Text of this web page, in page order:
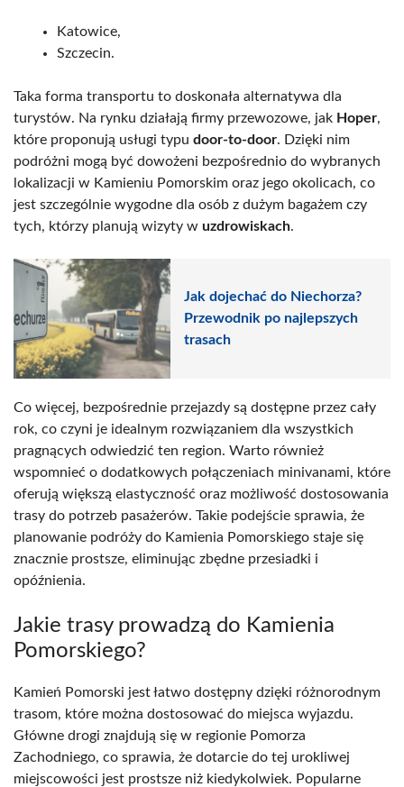
Katowice,
Szczecin.
Taka forma transportu to doskonała alternatywa dla
turystów. Na rynku działają firmy przewozowe, jak Hoper,
które proponują usługi typu door-to-door. Dzięki nim
podróżni mogą być dowożeni bezpośrednio do wybranych
lokalizacji w Kamieniu Pomorskim oraz jego okolicach, co
jest szczególnie wygodne dla osób z dużym bagażem czy
tych, którzy planują wizyty w uzdrowiskach.
Jak dojechać do Niechorza?
Przewodnik po najlepszych
trasach
Co więcej, bezpośrednie przejazdy są dostępne przez cały
rok, co czyni je idealnym rozwiązaniem dla wszystkich
pragnących odwiedzić ten region. Warto również
wspomnieć o dodatkowych połączeniach minivanami, które
oferują większą elastyczność oraz możliwość dostosowania
trasy do potrzeb pasażerów. Takie podejście sprawia, że
planowanie podróży do Kamienia Pomorskiego staje się
znacznie prostsze, eliminując zbędne przesiadki i
opóźnienia.
Jakie trasy prowadzą do Kamienia
Pomorskiego?
Kamień Pomorski jest łatwo dostępny dzięki różnorodnym
trasom, które można dostosować do miejsca wyjazdu.
Główne drogi znajdują się w regionie Pomorza
Zachodniego, co sprawia, że dotarcie do tej urokliwej
miejscowości jest prostsze niż kiedykolwiek. Popularne